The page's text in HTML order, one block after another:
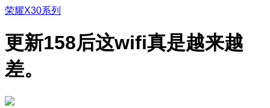
荣耀X30系列
更新158后这wifi真是越来越
差。